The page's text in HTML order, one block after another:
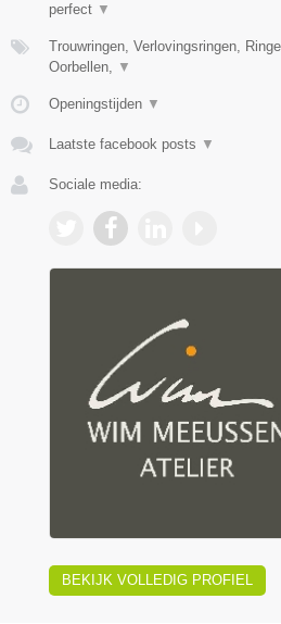
perfect ▼
Trouwringen, Verlovingsringen,
Oorbellen, ▼
Openingstijden ▼
Laatste facebook posts ▼
Sociale media:
BEKIJK VOLLEDIG PROFIEL